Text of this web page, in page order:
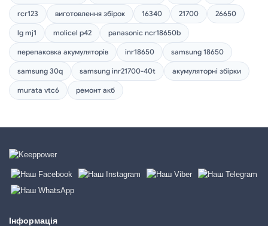
rcr123 виготовлення збірок 16340 21700 26650
lg mj1 molicel p42 panasonic ncr18650b
перепаковка акумуляторів inr18650 samsung 18650
samsung 30q samsung inr21700-40t акумуляторні збірки
murata vtc6 ремонт акб
Інформація